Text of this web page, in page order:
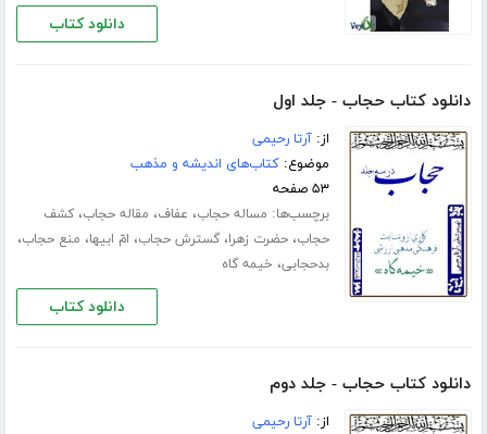
دانلود کتاب
دانلود کتاب حجاب - جلد اول
از:آرتا رحیمی
موضوع:کتاب‌های اندیشه و مذهب
۵۳ صفحه
برچسب‌ها: مساله حجاب، عفاف، مقاله حجاب،کشف
حجاب،حضرت زهرا،گسترش حجاب، امّ ابیها، منع حجاب،
بدحجابی، خیمه گاه
دانلود کتاب
دانلود کتاب حجاب - جلد دوم
از:آرتا رحیمی